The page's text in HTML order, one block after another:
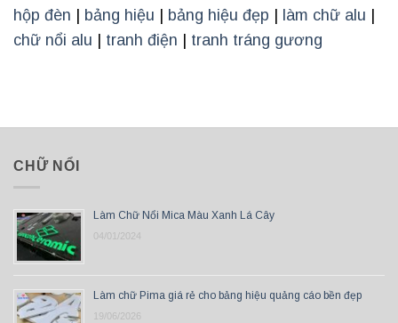
hộp đèn | bảng hiệu | bảng hiệu đẹp | làm chữ alu |
chữ nổi alu | tranh điện | tranh tráng gương
CHỮ NỔI
Làm Chữ Nổi Mica Màu Xanh Lá Cây
04/01/2024
Làm chữ Pima giá rẻ cho bảng hiệu quảng cáo bền đẹp
19/06/2026